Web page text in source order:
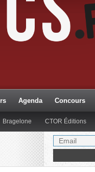
Agenda Concours
Bragelone CTOR Éditions
Glénat Glénat Comics
Panini Comics Petit à Petit